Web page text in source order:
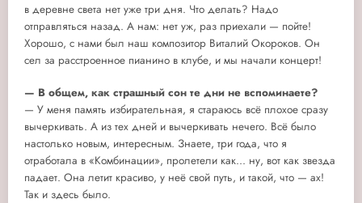
в деревне света нет уже три дня. Что делать? Надо
отправляться назад. А нам: нет уж, раз приехали — пойте!
Хорошо, с нами был наш композитор Виталий Окороков. Он
сел за расстроенное пианино в клубе, и мы начали концерт!
— В общем, как страшный сон те дни не вспоминаете?
— У меня память избирательная, я стараюсь всё плохое сразу
вычеркивать. А из тех дней и вычеркивать нечего. Всё было
настолько новым, интересным. Знаете, три года, что я
отработала в «Комбинации», пролетели как... ну, вот как звезда
падает. Она летит красиво, у неё свой путь, и такой, что — ах!
Так и здесь было.